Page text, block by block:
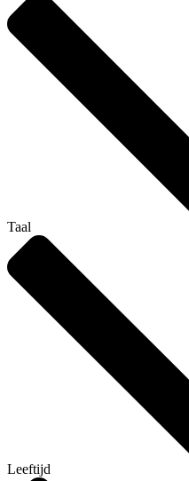
Taal
Leeftijd